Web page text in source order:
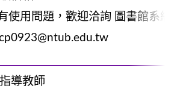
使用問題，歡迎洽詢 圖書館系
導教師